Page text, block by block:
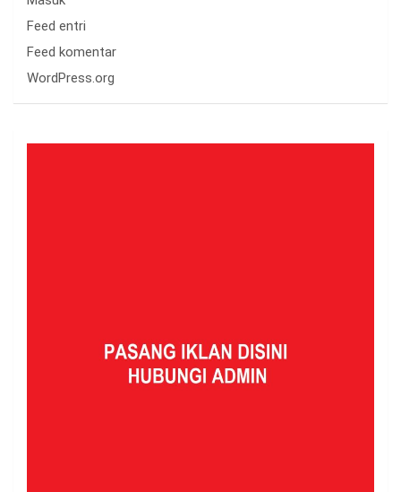
Feed entri
Feed komentar
WordPress.org